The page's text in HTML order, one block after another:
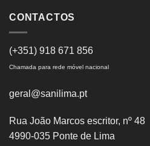
CONTACTOS
(+351) 918 671 856
Chamada para rede móvel nacional
geral@sanilima.pt
Rua João Marcos escritor, nº 48
4990-035 Ponte de Lima